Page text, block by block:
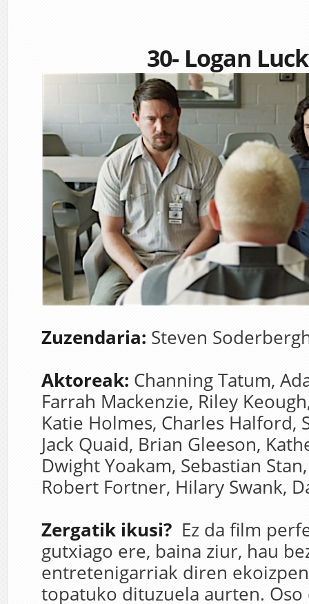
30- Logan
Zuzendaria: Steven
Aktoreak: Channing Tatum,
Farrah Mackenzie, Riley
Katie Holmes, Charles Halford,
Jack Quaid, Brian Gleeson,
Dwight Yoakam, Sebastian
Robert Fortner, Hilary Swank,
Zergatik ikusi? Ez da film
gutxiago ere, baina ziur, hau
entretenigarriak diren
topatuko dituzuela aurten.